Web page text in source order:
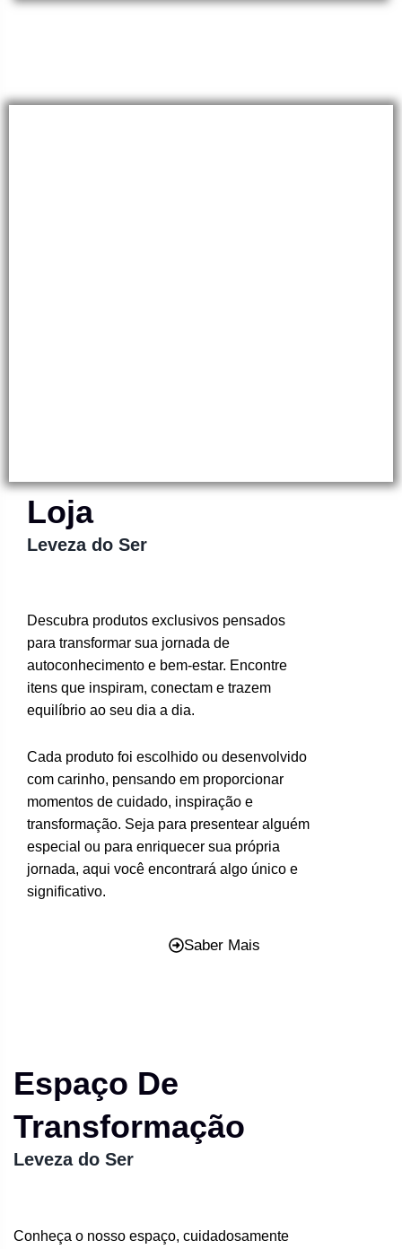
Loja
Leveza do Ser
Descubra produtos exclusivos pensados
para transformar sua jornada de
autoconhecimento e bem-estar. Encontre
itens que inspiram, conectam e trazem
equilíbrio ao seu dia a dia.
Cada produto foi escolhido ou desenvolvido
com carinho, pensando em proporcionar
momentos de cuidado, inspiração e
transformação. Seja para presentear alguém
especial ou para enriquecer sua própria
jornada, aqui você encontrará algo único e
significativo.
Saber Mais
Espaço De
Transformação
Leveza do Ser
Conheça o nosso espaço, cuidadosamente